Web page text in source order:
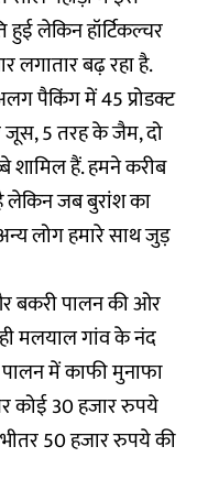
लेकिन हॉर्टिकल्चर
लगातार बढ़ रहा है.
पैकिंग में 45 प्रोडक्ट
जूस, 5 तरह के जैम, दो
शामिल हैं. हमने करीब
लेकिन जब बुरांश का
लोग हमारे साथ जुड़
बकरी पालन की ओर
मलयाल गांव के नंद
में काफी मुनाफा
कोई 30 हजार रुपये
50 हजार रुपये की